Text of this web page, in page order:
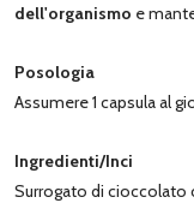
dell'organismo e
Posologia
Assumere 1 capsula al
Ingredienti/Inci
Surrogato di cioccolato